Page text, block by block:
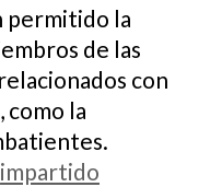
permitido la
de las
con
como la
impartido